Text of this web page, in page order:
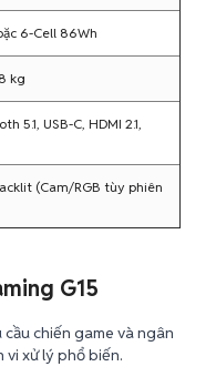
6-Cell 86Wh
kg
5.1, USB-C, HDMI 2.1,
(Cam/RGB tùy phiên
G15
chiến game và ngân
vi xử lý phổ biến.